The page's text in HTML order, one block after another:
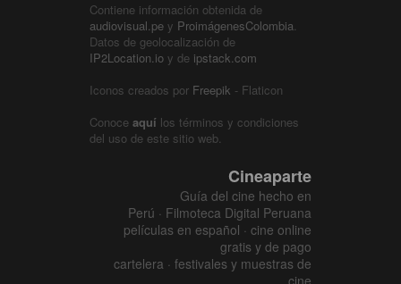
Contiene información obtenida de
audiovisual.pe y ProimágenesColombia.
Datos de geolocalización de
IP2Location.io y de ipstack.com
Iconos creados por Freepik - Flaticon
Conoce aquí los términos y condiciones
del uso de este sitio web.
Cineaparte
Guía del cine hecho en
Perú · Filmoteca Digital Peruana
películas en español · cine online
gratis y de pago
cartelera · festivales y muestras de